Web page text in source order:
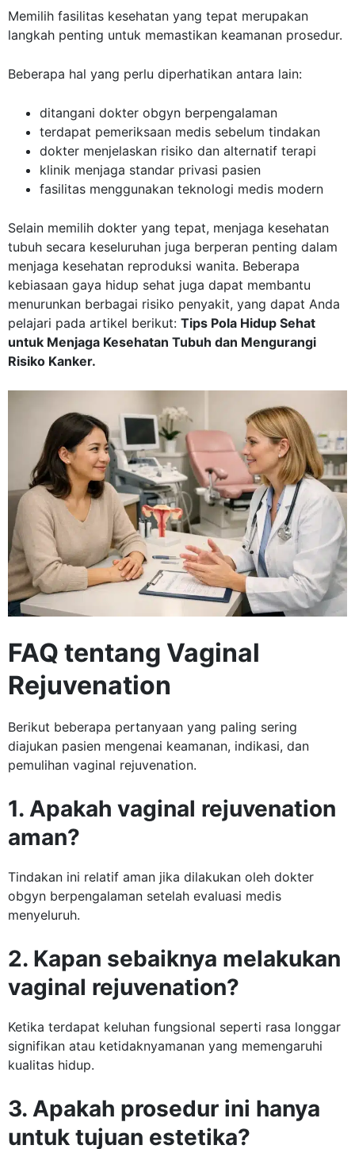
Memilih fasilitas kesehatan yang tepat merupakan
langkah penting untuk memastikan keamanan prosedur.
Beberapa hal yang perlu diperhatikan antara lain:
ditangani dokter obgyn berpengalaman
terdapat pemeriksaan medis sebelum tindakan
dokter menjelaskan risiko dan alternatif terapi
klinik menjaga standar privasi pasien
fasilitas menggunakan teknologi medis modern
Selain memilih dokter yang tepat, menjaga kesehatan
tubuh secara keseluruhan juga berperan penting dalam
menjaga kesehatan reproduksi wanita. Beberapa
kebiasaan gaya hidup sehat juga dapat membantu
menurunkan berbagai risiko penyakit, yang dapat Anda
pelajari pada artikel berikut: Tips Pola Hidup Sehat
untuk Menjaga Kesehatan Tubuh dan Mengurangi
Risiko Kanker.
FAQ tentang Vaginal
Rejuvenation
Berikut beberapa pertanyaan yang paling sering
diajukan pasien mengenai keamanan, indikasi, dan
pemulihan vaginal rejuvenation.
1. Apakah vaginal rejuvenation
aman?
Tindakan ini relatif aman jika dilakukan oleh dokter
obgyn berpengalaman setelah evaluasi medis
menyeluruh.
2. Kapan sebaiknya melakukan
vaginal rejuvenation?
Ketika terdapat keluhan fungsional seperti rasa longgar
signifikan atau ketidaknyamanan yang memengaruhi
kualitas hidup.
3. Apakah prosedur ini hanya
untuk tujuan estetika?